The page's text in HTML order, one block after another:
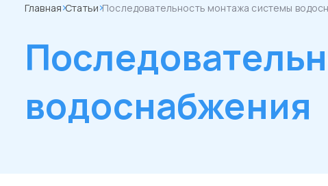
Главная Статьи Последовательность монтажа системы
водоснабжения